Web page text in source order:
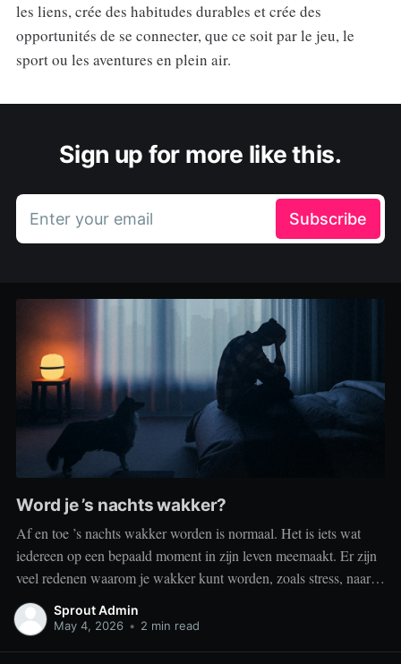
les liens, crée des habitudes durables et crée des
opportunités de se connecter, que ce soit par le jeu, le
sport ou les aventures en plein air.
Sign up for more like this.
Enter your email Subscribe
Word je ’s nachts wakker?
Af en toe ’s nachts wakker worden is normaal. Het is iets wat
iedereen op een bepaald moment in zijn leven meemaakt. Er zijn
veel redenen waarom je wakker kunt worden, zoals stress, naar
het toilet moeten, je omgeving of medische aandoeningen die je
slaap beïnvloeden. Dit is geen probleem
Sprout Admin
May 4, 2026 • 2 min read